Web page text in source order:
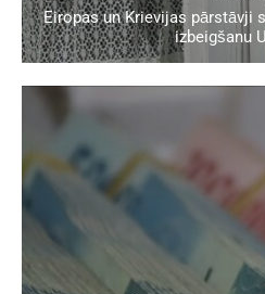
Eiropas un Krievijas pārstāvji
izbeigšanu